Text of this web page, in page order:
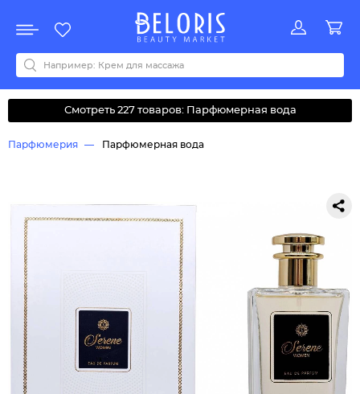
Акции
Все бренды
0-9ABCDEFGHIJKLMNOPQRSTUVWYZАБВДЗИМОКЛНПРСТУФ
Смотреть 227 товаров: Парфюмерная вода
Парфюмерия Парфюмерная вода